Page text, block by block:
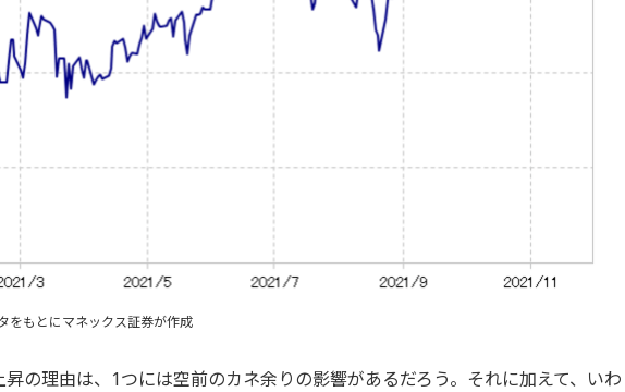
をもとにマネックス証券が作成
の理由は、1つには空前のカネ余りの影響があるだろう。それに加えて、いわ